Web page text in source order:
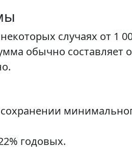
случаях от 1
обычно составляет
годовых.